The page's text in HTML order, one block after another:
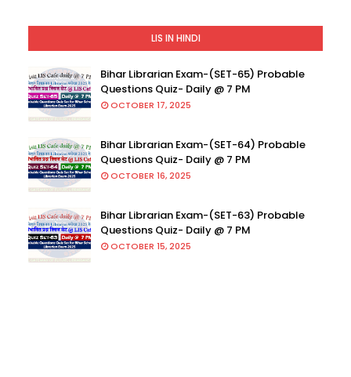
LIS IN HINDI
Bihar Librarian Exam-(SET-65) Probable
Questions Quiz- Daily @ 7 PM
OCTOBER 17, 2025
Bihar Librarian Exam-(SET-64) Probable
Questions Quiz- Daily @ 7 PM
OCTOBER 16, 2025
Bihar Librarian Exam-(SET-63) Probable
Questions Quiz- Daily @ 7 PM
OCTOBER 15, 2025